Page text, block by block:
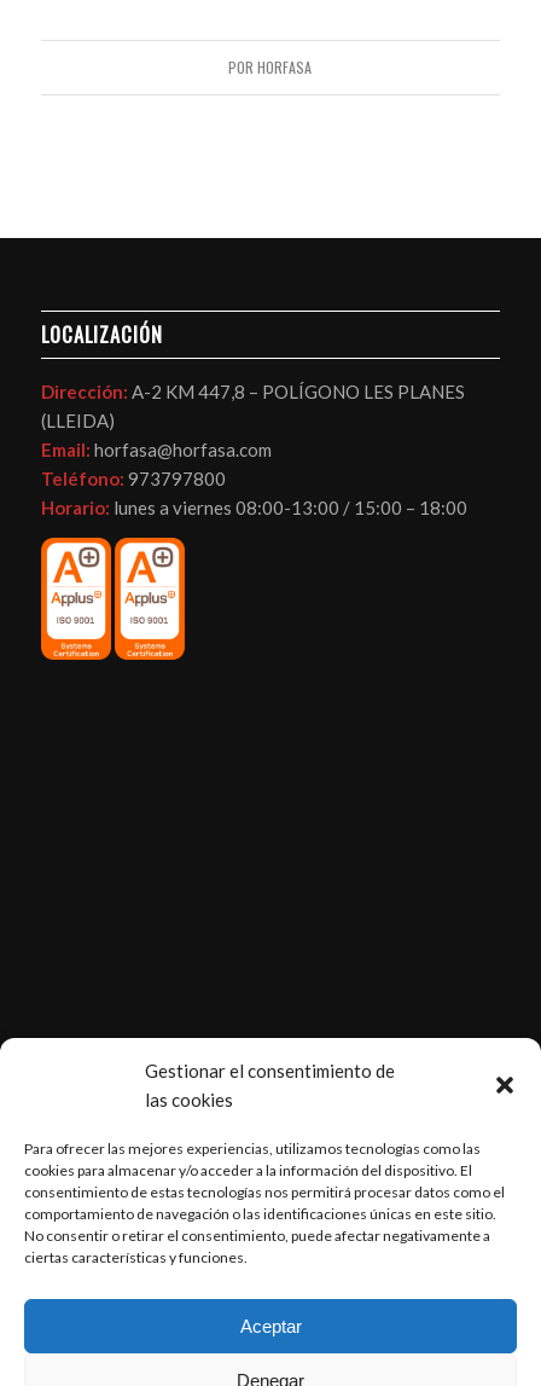
Gestionar el consentimiento de
las cookies
Para ofrecer las mejores experiencias, utilizamos tecnologías como las
cookies para almacenar y/o acceder a la información del dispositivo. El
consentimiento de estas tecnologías nos permitirá procesar datos como el
comportamiento de navegación o las identificaciones únicas en este sitio.
No consentir o retirar el consentimiento, puede afectar negativamente a
ciertas características y funciones.
Aceptar
Denegar
PORHORFASA
LOCALIZACIÓN
Dirección: A-2 KM 447,8 – POLÍGONO LES PLANES
(LLEIDA)
Email: horfasa@horfasa.com
Teléfono: 973797800
Horario: lunes a viernes 08:00-13:00 / 15:00 – 18:00
ÚLTIMAS NOTICIAS
Renovación ISO 9001
Horfasa ofrece soluciones a sus clientes